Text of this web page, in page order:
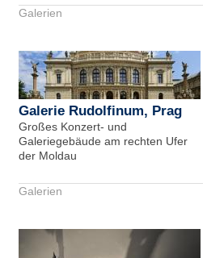
Galerien
Galerie Rudolfinum, Prag
Großes Konzert- und
Galeriegebäude am rechten Ufer
der Moldau
Galerien